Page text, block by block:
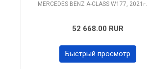
MERCEDES BENZ A-CLASS W177, 2021 г.
52 668.00 RUR
Быстрый просмотр